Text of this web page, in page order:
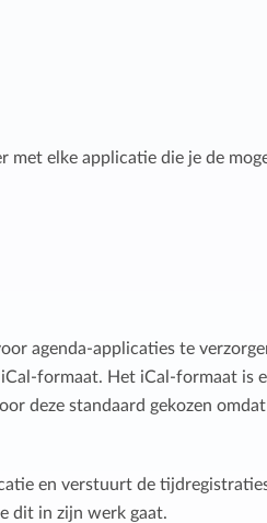
met elke applicatie die je de
agenda-applicaties te
formaat. Het iCal-formaat is
deze standaard gekozen
en verstuurt de
dit in zijn werk gaat.